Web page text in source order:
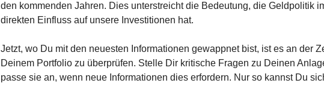
den kommenden Jahren. Dies unterstreicht die Bedeutung, die Geldpolitik
direkten Einfluss auf unsere Investitionen hat.
Jetzt, wo Du mit den neuesten Informationen gewappnet bist, ist es an der
Deinem Portfolio zu überprüfen. Stelle Dir kritische Fragen zu Deinen
passe sie an, wenn neue Informationen dies erfordern. Nur so kannst Du